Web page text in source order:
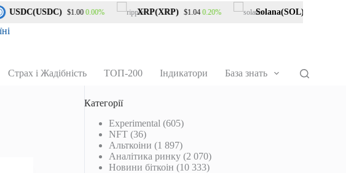
USDC(USDC) $1.00 0.00% XRP(XRP) $1.04 0.20% Solana(SOL) $76.29
Страх і Жадібність ТОП-200 Індикатори База знать
Категорії
Experimental (605)
NFT (36)
Альткоіни (1 897)
Аналітика ринку (2 070)
Новини біткоін (10 333)